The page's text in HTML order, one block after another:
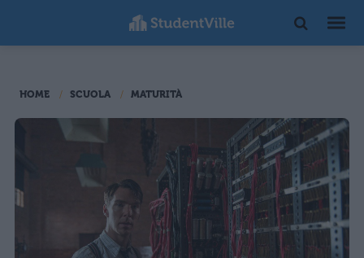
HOME SCUOLA MATURITÀ